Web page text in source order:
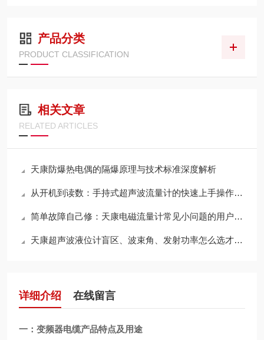
产品分类
PRODUCT CLASSIFICATION
相关文章
RELATED ARTICLES
天康防爆热电偶的隔爆原理与技术标准深度解析
从开机到读数：手持式超声波流量计的快速上手操作步骤详解
简单故障自己修：天康电磁流量计常见小问题的用户自行处理方法
天康超声波液位计盲区、波束角、发射功率怎么选才不误测
详细介绍 在线留言
一：变频器电缆产品特点及用途